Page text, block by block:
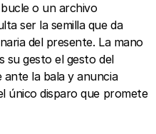
o un archivo
ser la semilla que da
del presente. La mano
su gesto el gesto del
la bala y anuncia
único disparo que promete